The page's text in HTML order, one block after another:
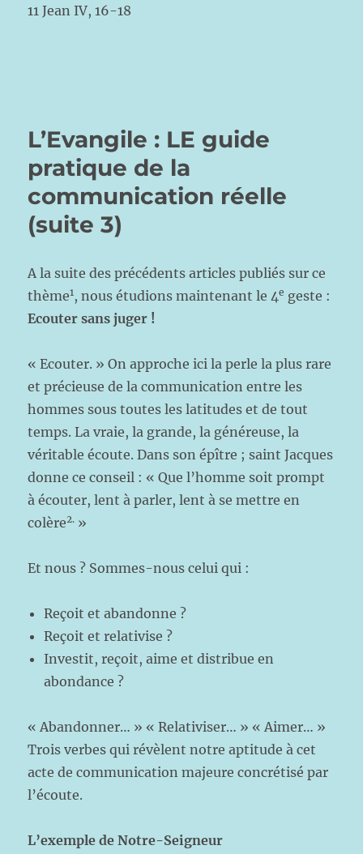
11 Jean IV, 16-18
L’Evangile : LE guide
pratique de la
communication réelle
(suite 3)
A la suite des précédents articles publiés sur ce
thème1, nous étudions maintenant le 4e geste :
Ecouter sans juger !
« Ecouter. » On approche ici la perle la plus rare
et précieuse de la communication entre les
hommes sous toutes les latitudes et de tout
temps. La vraie, la grande, la généreuse, la
véritable écoute. Dans son épître ; saint Jacques
donne ce conseil : « Que l’homme soit prompt
à écouter, lent à parler, lent à se mettre en
colère2. »
Et nous ? Sommes-nous celui qui :
Reçoit et abandonne ?
Reçoit et relativise ?
Investit, reçoit, aime et distribue en
abondance ?
« Abandonner… » « Relativiser… » « Aimer… »
Trois verbes qui révèlent notre aptitude à cet
acte de communication majeure concrétisé par
l’écoute.
L’exemple de Notre-Seigneur